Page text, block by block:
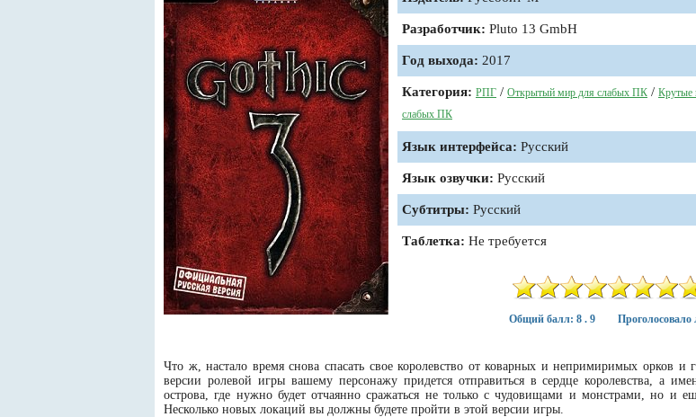
Разработчик: Pluto 13 GmbH
Год выхода: 2017
Категория: РПГ / Открытый мир для слабых ПК / Крутые
слабых ПК
Язык интерфейса: Русский
Язык озвучки: Русский
Субтитры: Русский
Таблетка: Не требуется
Общий балл: 8 . 9 Проголосовало
Что ж, настало время снова спасать свое королевство от коварных и непримиримых орков и
версии ролевой игры вашему персонажу придется отправиться в сердце королевства, а
острова, где нужно будет отчаянно сражаться не только с чудовищами и монстрами, но и
Несколько новых локаций вы должны будете пройти в этой версии игры.